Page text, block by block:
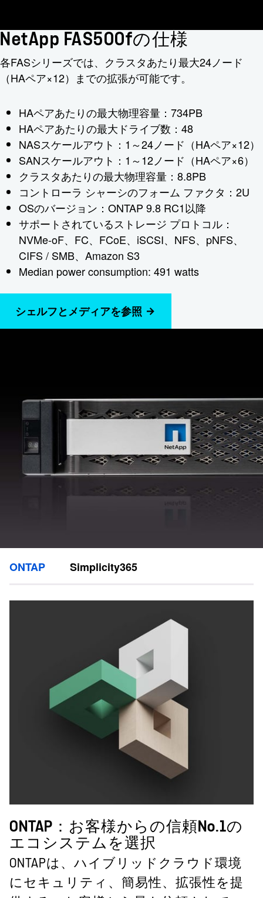
NetApp FAS500fの仕様
各FASシリーズでは、クラスタあたり最大24ノード
（HAペア×12）までの拡張が可能です。
HAペアあたりの最大物理容量：734PB
HAペアあたりの最大ドライブ数：48
NASスケールアウト：1～24ノード（HAペア×12）
SANスケールアウト：1～12ノード（HAペア×6）
クラスタあたりの最大物理容量：8.8PB
コントローラ シャーシのフォーム ファクタ：2U
OSのバージョン：ONTAP 9.8 RC1以降
サポートされているストレージ プロトコル：
NVMe-oF、FC、FCoE、iSCSI、NFS、pNFS、
CIFS / SMB、Amazon S3
Median power consumption: 491 watts
シェルフとメディアを参照
ONTAP Simplicity365
ONTAP：お客様からの信頼No.1の
エコシステムを選択
ONTAPは、ハイブリッドクラウド環境
にセキュリティ、簡易性、拡張性を提